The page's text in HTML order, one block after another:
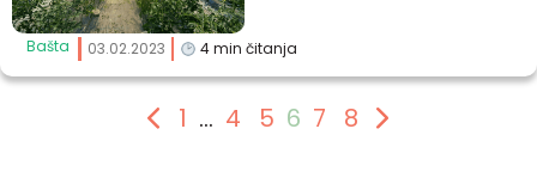
Bašta 03.02.2023 4min čitanja
1 … 4 5 6 7 8